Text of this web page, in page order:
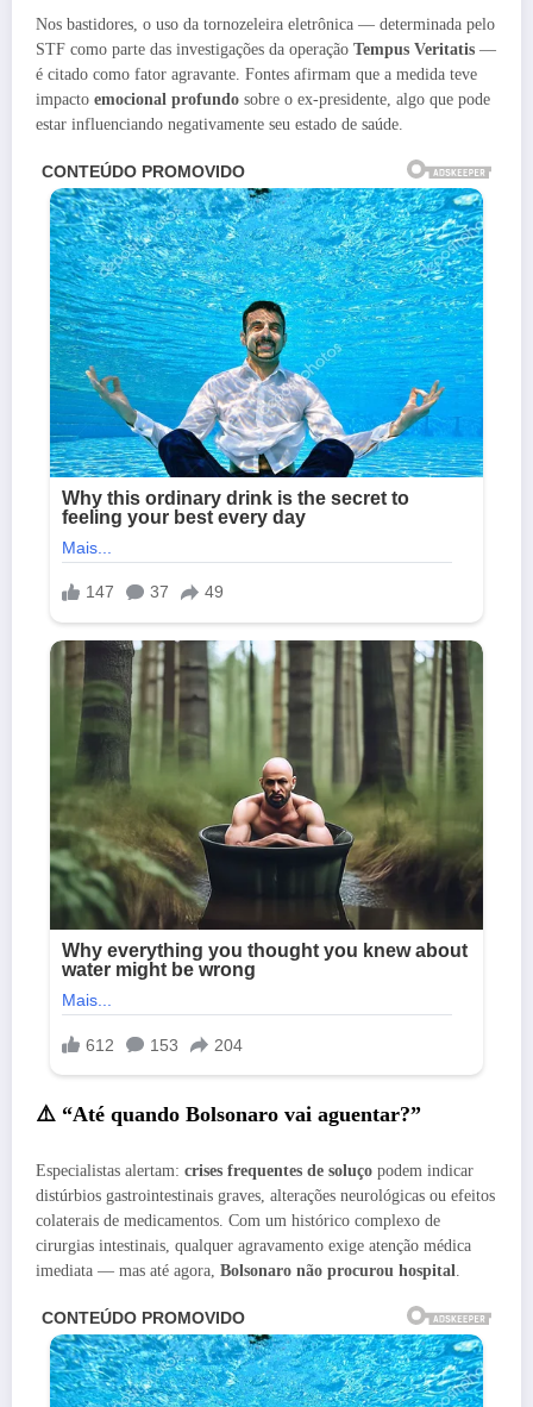
Nos bastidores, o uso da tornozeleira eletrônica — determinada pelo
STF como parte das investigações da operação Tempus Veritatis —
é citado como fator agravante. Fontes afirmam que a medida teve
impacto emocional profundo sobre o ex-presidente, algo que pode
estar influenciando negativamente seu estado de saúde.
⚠️ “Até quando Bolsonaro vai aguentar?”
Especialistas alertam: crises frequentes de soluço podem indicar
distúrbios gastrointestinais graves, alterações neurológicas ou efeitos
colaterais de medicamentos. Com um histórico complexo de
cirurgias intestinais, qualquer agravamento exige atenção médica
imediata — mas até agora, Bolsonaro não procurou hospital